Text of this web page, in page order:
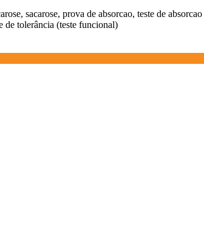
sacarose, prova de absorcao, teste de
de tolerância (teste funcional)